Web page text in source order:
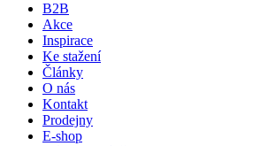
B2B
Akce
Inspirace
Ke stažení
Články
O nás
Kontakt
Prodejny
E-shop